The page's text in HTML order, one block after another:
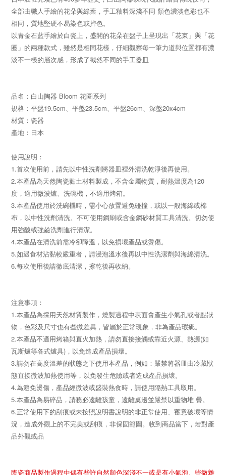
全部由職人手繪的花朵與綠葉， 手工釉料深淺不同 顏色濃淡色彩也不
相同， 質地堅硬不易染色或掉色。
以青金石藍手繪於白瓷上，盛開的花朵在盤子上呈現出「花束」與 「花
圈 」 的兩種款式，雖然是相同花樣，仔細觀察每一筆力道與位置都有濃
淡不一樣的層次感，形成了截然不同的手工器皿
品名：白山陶器 Bloom 花圈系列
規格：平盤19.5cm、 平盤23.5cm、 平盤26cm、 深盤20x4cm
材質：瓷器
產地：日本
使用說明：
1.首次使用前，請先以中性洗劑將器皿裡外清洗乾淨後再使用。
2.本產品為天然陶瓷黏土材料製成，不含金屬物質，耐熱溫度為120
度，適用微波爐、洗碗機，不適用烤箱。
3.本產品使用於洗碗機時，需小心放置避免碰撞，或以一般海綿或棉
布，以中性洗劑清洗。不可使用鋼刷或含金鋼砂材質工具清洗。切勿使
用強酸或強鹼洗劑進行清潔。
4.本產品在清洗前需冷卻降溫，以免損壞產品或燙傷。
5.如遇食材沾黏較嚴重者，請浸泡溫水後再以中性洗潔劑與海綿清洗。
6.每次使用後請徹底清潔，擦乾後再收納。
注意事項：
1.本產品為採用天然材質製作，燒製過程中表面會產生小氣孔或者點狀
物，色彩及尺寸也有些微差異，皆屬於正常現象，非為產品瑕疵。
2.本產品不適用烤箱與直火加熱，請勿直接接觸或靠近火源、熱源(如
瓦斯爐等各式爐具)，以免造成產品損壞。
3.請勿在高度溫差的狀態之下使用本產品，例如：嚴禁將器皿由冷藏狀
態直接微波加熱使用等，以免發生危險或者造成產品損壞。
4.為避免燙傷，產品經微波或盛裝熱食時，請使用隔熱工具取用。
5.本產品為易碎品，請務必遠離孩童，遠離桌邊並嚴禁以重物堆 疊。
6.正常使用下的刮痕或未按照說明書說明的非正常使用、蓄意破壞等情
況，造成外觀上的不完美或刮痕，非保固範圍。收到商品當下，若對產
品外觀或品
陶瓷商品製作過程中偶有些許自然顏色深淺不一或是有小氣泡、些微雜